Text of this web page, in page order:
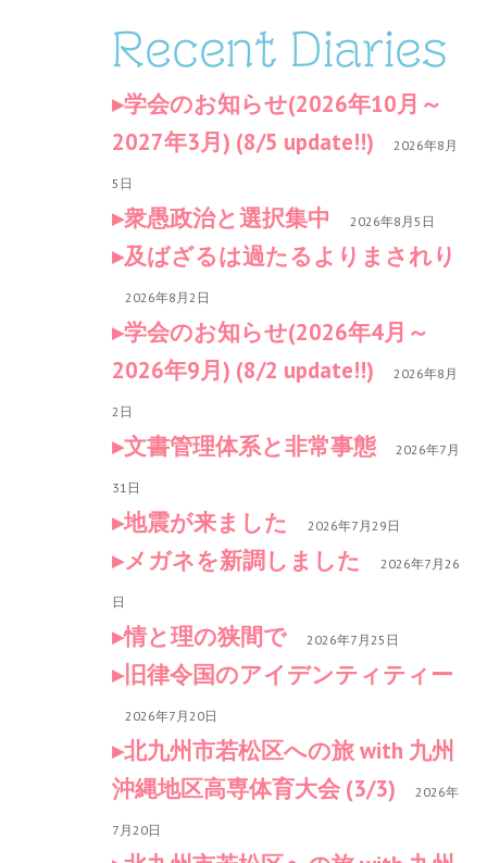
Recent Diaries
学会のお知らせ(2026年10月～
2027年3月) (8/5 update!!)
2026年8月
5日
衆愚政治と選択集中 2026年8月5日
及ばざるは過たるよりまされり
2026年8月2日
学会のお知らせ(2026年4月～
2026年9月) (8/2 update!!)
2026年8月
2日
文書管理体系と非常事態 2026年7月
31日
地震が来ました 2026年7月29日
メガネを新調しました 2026年7月26
日
情と理の狭間で 2026年7月25日
旧律令国のアイデンティティー
2026年7月20日
北九州市若松区への旅 with 九州
沖縄地区高専体育大会 (3/3)
2026年
7月20日